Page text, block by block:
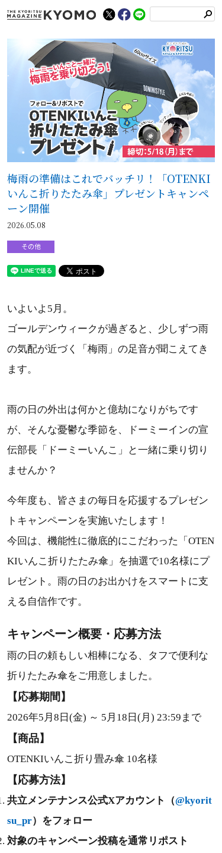
梅雨の準備はこれでバッチリ！「OTENKI
いんこ折りたたみ傘」プレゼントキャンペ
ーン開催
2026.05.08
その他
いよいよ5月。
ゴールデンウィークが過ぎると、少しずつ雨
の気配が近づく「梅雨」の足音が聞こえてき
ます。
雨の日の外出は何かと億劫になりがちです
が、そんな憂鬱な季節を、ドーミーインの宣
伝部長「ドーミーいんこ」と一緒に乗り切り
ませんか？
今年度も、皆さまの毎日を応援するプレゼン
トキャンペーンを実施いたします！
今回は、機能性に徹底的にこだわった「OTEN
KIいんこ折りたたみ傘」を抽選で10名様にプ
レゼント。雨の日のお出かけをスマートに支
える自信作です。
キャンペーン概要・応募方法
雨の日の頼もしい相棒になる、タフで便利な
折りたたみ傘をご用意しました。
【応募期間】
2026年5月8日(金) ～ 5月18日(月) 23:59まで
【商品】
OTENKIいんこ折り畳み傘 10名様
【応募方法】
共立メンテナンス公式Xアカウント（@kyorit
su_pr）をフォロー
対象のキャンペーン投稿を通常リポスト